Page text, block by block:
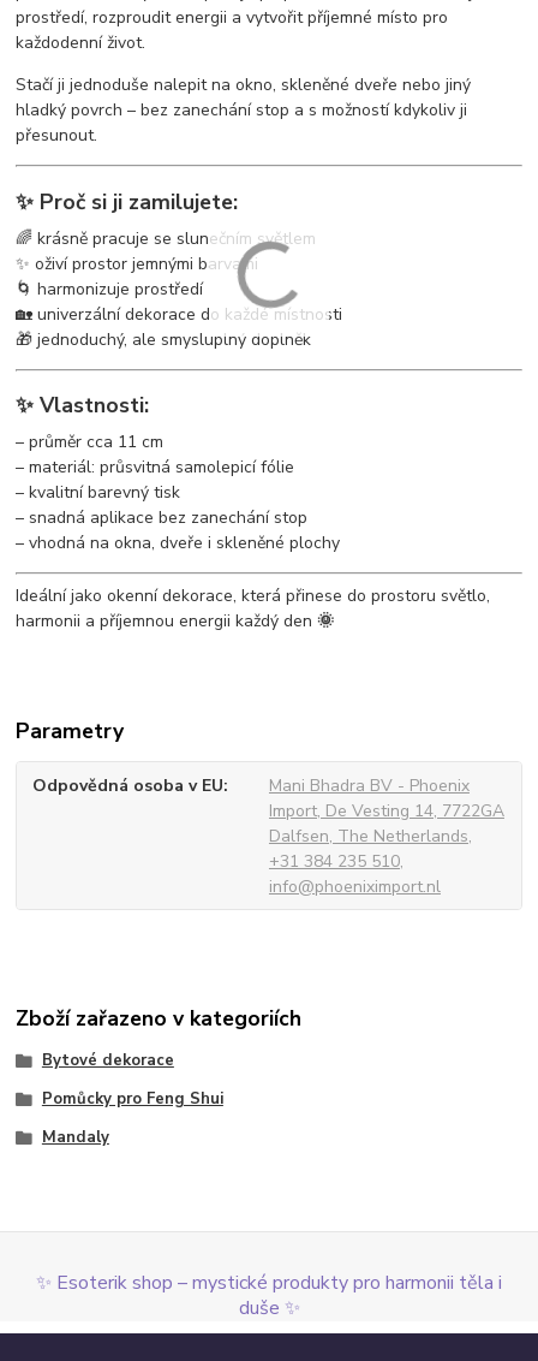
prostředí, rozproudit energii a vytvořit příjemné místo pro
každodenní život.
Stačí ji jednoduše nalepit na okno, skleněné dveře nebo jiný
hladký povrch – bez zanechání stop a s možností kdykoliv ji
přesunout.
✨ Proč si ji zamilujete:
🌈 krásně pracuje se slunečním světlem
✨ oživí prostor jemnými barvami
🌀 harmonizuje prostředí
🏡 univerzální dekorace do každé místnosti
🎁 jednoduchý, ale smysluplný doplněk
✨ Vlastnosti:
– průměr cca 11 cm
– materiál: průsvitná samolepicí fólie
– kvalitní barevný tisk
– snadná aplikace bez zanechání stop
– vhodná na okna, dveře i skleněné plochy
Ideální jako okenní dekorace, která přinese do prostoru světlo,
harmonii a příjemnou energii každý den 🌞
Parametry
Odpovědná osoba v EU
Mani Bhadra BV - Phoenix
Import, De Vesting 14, 7722GA
Dalfsen, The Netherlands,
+31 384 235 510,
info@phoeniximport.nl
Zboží zařazeno v kategoriích
Bytové dekorace
Pomůcky pro Feng Shui
Mandaly
✨ Esoterik shop – mystické produkty pro harmonii těla i
duše ✨